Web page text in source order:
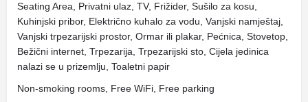
Seating Area, Privatni ulaz, TV, Frižider, Sušilo za kosu,
Kuhinjski pribor, Električno kuhalo za vodu, Vanjski namještaj,
Vanjski trpezarijski prostor, Ormar ili plakar, Pećnica, Stovetop,
Bežični internet, Trpezarija, Trpezarijski sto, Cijela jedinica
nalazi se u prizemlju, Toaletni papir
Non-smoking rooms, Free WiFi, Free parking